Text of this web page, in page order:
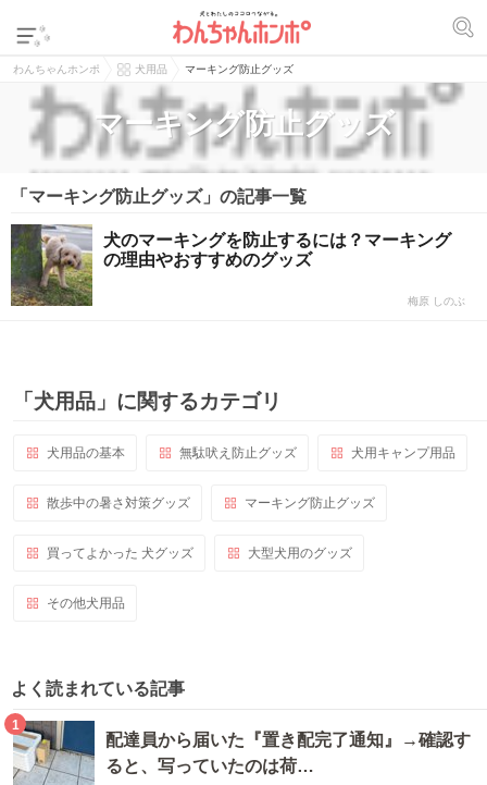
わんちゃんホンポ 犬用品 マーキング防止グッズ
マーキング防止グッズ
「マーキング防止グッズ」の記事一覧
犬のマーキングを防止するには？マーキング
の理由やおすすめのグッズ
梅原 しのぶ
「犬用品」に関するカテゴリ
犬用品の基本 無駄吠え防止グッズ 犬用キャンプ用品
散歩中の暑さ対策グッズ マーキング防止グッズ
買ってよかった 犬グッズ 大型犬用のグッズ
その他犬用品
よく読まれている記事
1
配達員から届いた『置き配完了通知』→確認す
ると、写っていたのは荷…